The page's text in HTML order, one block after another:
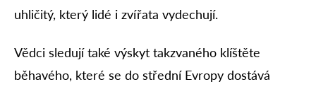
uhličitý, který lidé i zvířata vydechují.
Vědci sledují také výskyt takzvaného klíštěte
běhavého, které se do střední Evropy dostává